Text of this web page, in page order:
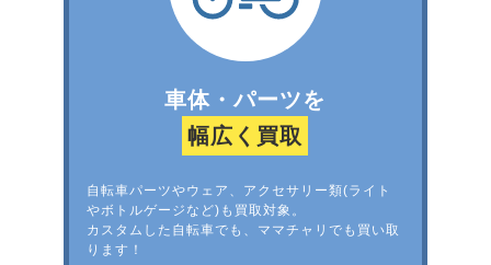
車体・パーツを
幅広く買取
自転車パーツやウェア、アクセサリー類(ライト
やボトルゲージなど)も買取対象。
カスタムした自転車でも、ママチャリでも買い取
ります！